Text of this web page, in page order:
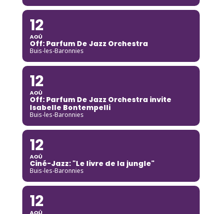
12
AOÛ
Off: Parfum De Jazz Orchestra
Buis-les-Baronnies
12
AOÛ
Off: Parfum De Jazz Orchestra invite
Isabelle Bontempelli
Buis-les-Baronnies
12
AOÛ
Ciné-Jazz: "Le livre de la jungle"
Buis-les-Baronnies
12